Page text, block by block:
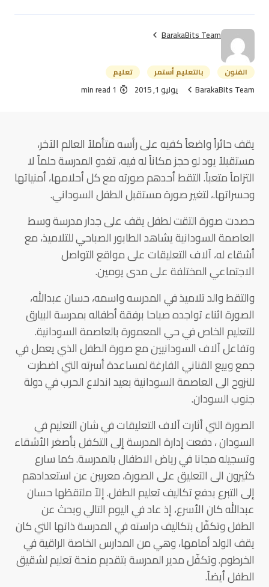
BarakaBits Team
الفنون بالتعليم أستمر تعليم
BarakaBits Team يوليو 1, 2015 1 min read
يقف حائراً واضعاً كفيه على رأسه متأملاً العالم الآخر،
مستقبلاً يود لو حجز مكاناً له فيه، تغدو المدرسة حلماً لا
التزاماً متعباً. التقط أحدهم صورته مع كل أحلامها، أمنياتها
وحسراتها.، لتغير صورة مستقبل الطفل السوداني.
حصدت صورة التقت لطفل يقف على جدار مدرسة وسط
العاصمة السودانية يشاهد الطابور الصباحي للتلاميذ، مع
أشقاء له، آلاف التعليقات على مواقع التواصل
الاجتماعي المختلفة على مدى يومين.
والتقط والد تلاميذ في المدرسه واسمه، حسان عبدالله،
الصورة اثناء تواجده صباحا برفقة أطفاله بمدرسة البيارق
للتعليم الخاص في حي المعمورة بالعاصمة السودانية.
وتفاعل آلاف السودانيين مع صورة الطفل الذي يعمل في
جمع وبيع القناني الفارغة لمساعدة أسرته التي اضطرت
للنزوح الى العاصمة السودانية بعيد اندلاع الحرب في دولة
جنوب السودان.
الصورة التي أثارت آلاف التعليقات في شان التعليم في
السودان ، دفعت إدارة المدرسة إلى التكفل بأصغر الأشقاء
وتسجيله مجانا في رياض الاطفال بالمدرسة. كما سارع
كثيرون الى التعليق على الصورة، معربين عن استعدادهم
إلى التبرع بدفع تكاليف تعليم الطفل. إلاّ ملتقطَها حسان
عبدالله كان الأسرع، إذ عاد في اليوم التالي وبحث عن
الطفل وتكفّل بتكاليف دراسته في المدرسة ذاتها التي كان
يقف الولد أمامها، وهي من المدارس الخاصة الراقية في
الخرطوم. وتكفّل مدير المدرسة بتقديم منحة تعليم لشقيق
الطفل أيضاً.